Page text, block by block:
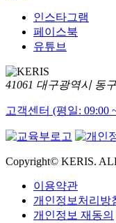
인스타그램
페이스북
유튜브
41061 대구광역시 동
고객센터 (평일: 09:00
Copyright© KERIS.
이용약관
개인정보처리방
개인정보 재동의